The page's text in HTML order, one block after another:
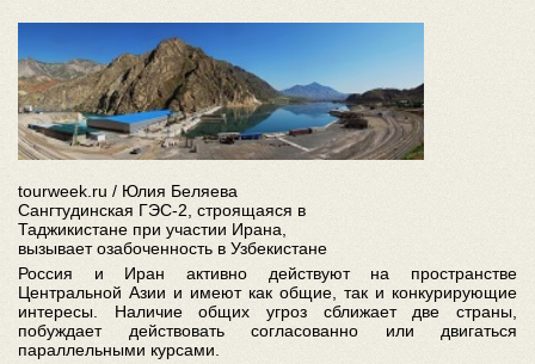
tourweek.ru / Юлия Беляева
Сангтудинская ГЭС-2, строящаяся в
Таджикистане при участии Ирана,
вызывает озабоченность в Узбекистане
Россия и Иран активно действуют на пространстве
Центральной Азии и имеют как общие, так и конкурирующие
интересы. Наличие общих угроз сближает две страны,
побуждает действовать согласованно или двигаться
параллельными курсами.